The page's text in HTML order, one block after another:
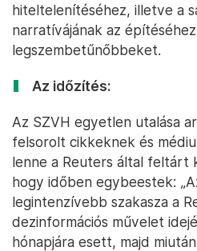
hiteltelenítéséhez, illetve a
narratívájának az
legszembetűnőbbeket.
Az időzítés:
Az SZVH egyetlen utalása
felsorolt cikkeknek és
lenne a Reuters által feltárt
hogy időben egybeestek:
legintenzívebb szakasza a
dezinformációs művelet
hónapjára esett, majd